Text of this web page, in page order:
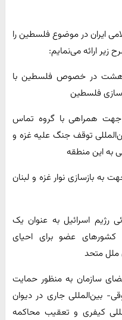
ایران در موضوع فلسطین را
ارائه می‌نمایم:
هشت در خصوص فلسطین با
فلسطین
همراهی با گروه تماس
توقف جنگ علیه غزه و
به این منطقه
بازسازی نوار غزه و لبنان
رژیم اسرائیل به عنوان یک
کشورهای عضو برای احیای
سازمان به منظور حمایت
بین‌المللی جاری در دیوان
کیفری و تعقیب محاکمه